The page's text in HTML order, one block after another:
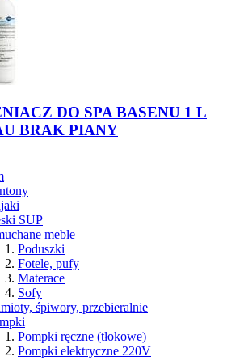
DO SPA BASENU 1 L
BRAK PIANY
SUP
meble
Poduszki
Fotele, pufy
Materace
Sofy
śpiwory, przebieralnie
Pompki ręczne (tłokowe)
Pompki elektryczne 220V